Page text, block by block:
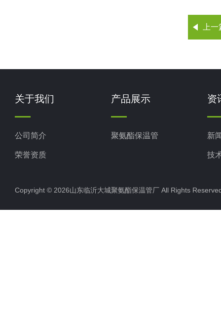
上
关于我们
公司简介
荣誉资质
产品展示
聚氨酯保温管
资
新
技
Copyright © 2026山东临沂大城聚氨酯保温管厂 All Rights